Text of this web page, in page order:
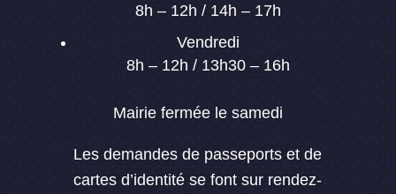
8h – 12h / 14h – 17h
Vendredi
8h – 12h / 13h30 – 16h
Mairie fermée le samedi
Les demandes de passeports et de
cartes d’identité se font sur rendez-